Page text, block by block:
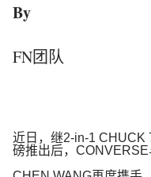
By
FN团队
近日，继2-in-1 CHUCK
磅推出后， CONVERSE